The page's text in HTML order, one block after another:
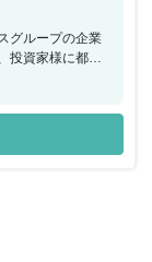
グループの企業
投資家様に都心
ためのソリュ
事業」 の4つの
ります。 「ホテ
のホテルを展開